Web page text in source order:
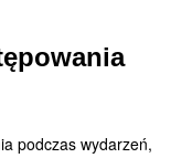
podczas wydarzeń,